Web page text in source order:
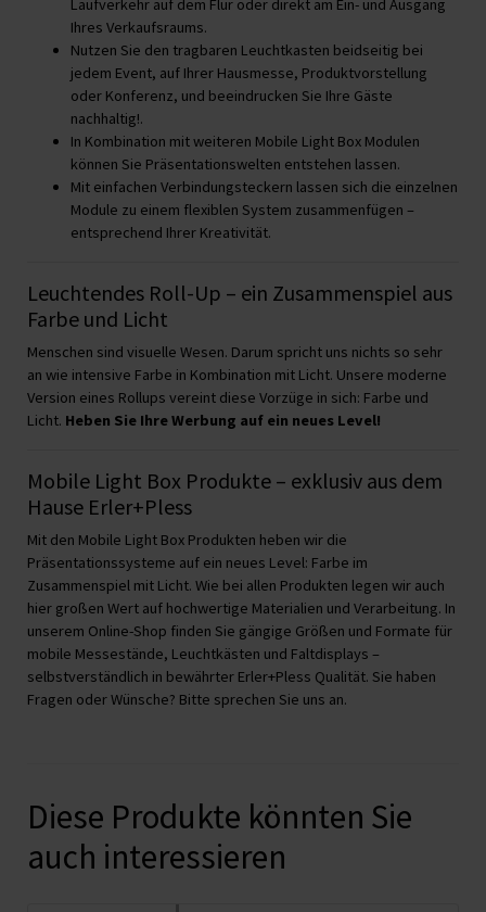
Ihres Verkaufsraums.
Nutzen Sie den tragbaren Leuchtkasten beidseitig bei
jedem Event, auf Ihrer Hausmesse, Produktvorstellung
oder Konferenz, und beeindrucken Sie Ihre Gäste
nachhaltig!.
In Kombination mit weiteren Mobile Light Box Modulen
können Sie Präsentationswelten entstehen lassen.
Mit einfachen Verbindungsteckern lassen sich die einzelnen
Module zu einem flexiblen System zusammenfügen –
entsprechend Ihrer Kreativität.
Leuchtendes Roll-Up – ein Zusammenspiel aus
Farbe und Licht
Menschen sind visuelle Wesen. Darum spricht uns nichts so sehr
an wie intensive Farbe in Kombination mit Licht. Unsere moderne
Version eines Rollups vereint diese Vorzüge in sich: Farbe und
Licht. Heben Sie Ihre Werbung auf ein neues Level!
Mobile Light Box Produkte – exklusiv aus dem
Hause Erler+Pless
Mit den Mobile Light Box Produkten heben wir die
Präsentationssysteme auf ein neues Level: Farbe im
Zusammenspiel mit Licht. Wie bei allen Produkten legen wir auch
hier großen Wert auf hochwertige Materialien und Verarbeitung. In
unserem Online-Shop finden Sie gängige Größen und Formate für
mobile Messestände, Leuchtkästen und Faltdisplays –
selbstverständlich in bewährter Erler+Pless Qualität. Sie haben
Fragen oder Wünsche? Bitte sprechen Sie uns an.
Diese Produkte könnten Sie
auch interessieren